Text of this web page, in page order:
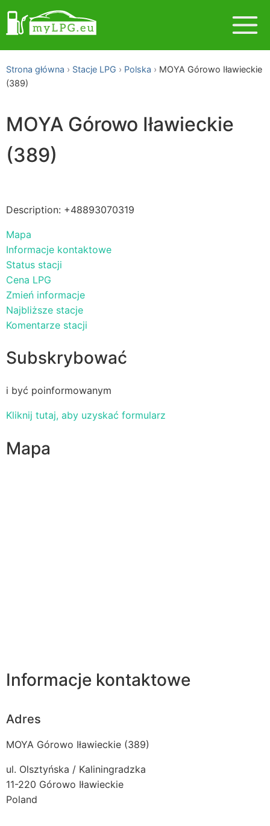
Strona główna Stacje LPG Polska
MOYA Górowo Iławieckie
(389)
MOYA Górowo Iławieckie
(389)
Description: +48893070319
Mapa
Informacje kontaktowe
Status stacji
Cena LPG
Zmień informacje
Najbliższe stacje
Komentarze stacji
Subskrybować
i być poinformowanym
Kliknij tutaj, aby uzyskać formularz
Mapa
Informacje kontaktowe
Adres
MOYA Górowo Iławieckie (389)
ul. Olsztyńska / Kaliningradzka
11-220 Górowo Iławieckie
Poland